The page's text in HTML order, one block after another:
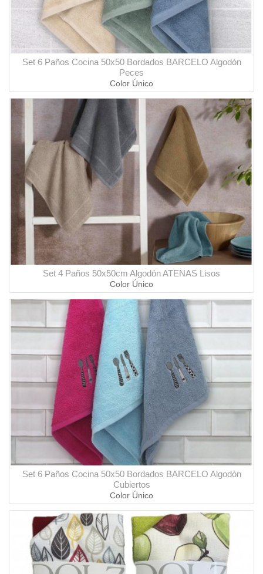
Set 6 Paños Cocina 50x50 Bordados BARCELO Algodón
Peces
Color Único
Set 4 Paños 50x50cm Algodón ATENAS Lisos
Color Único
Set 6 Paños Cocina 50x50 Bordados BARCELO Algodón
Cubiertos
Color Único